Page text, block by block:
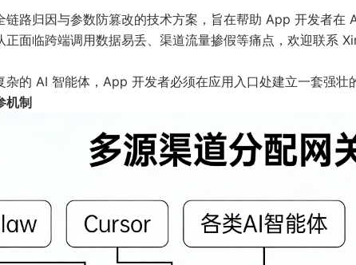
链路归因与参数防篡改的技术方案，旨在帮助 App 开发者在
正面临跨端调用数据易丢、渠道流量掺假等痛点，欢迎联系
的 AI 智能体，App 开发者必须在应用入口处建立一套强壮
机制